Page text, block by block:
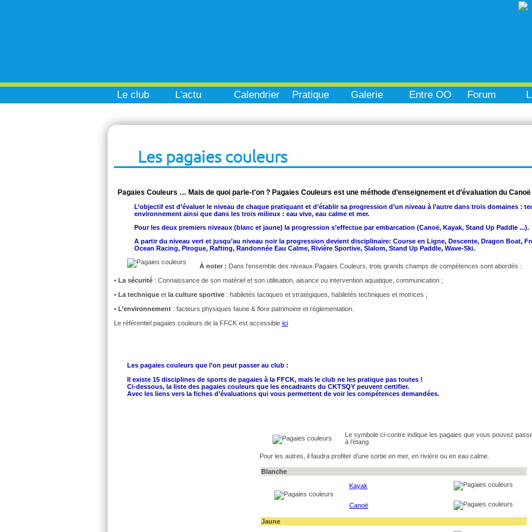
Le club L'actu Calendrier Pratique Galerie Entre OO Forum
Les pagaies couleurs
Pagaies Couleurs … Mais de quoi parle-t'on ? Pagaies Couleurs est une méthode d’enseignement et d’évaluation du
L’objectif est d’évaluer le niveau de chaque pratiquant et d’établir sa progression d’un niveau à l’autre dans trois domaines :
environnement ainsi que dans les trois milieux : eau vive, eau calme et mer.
Pour les deux premiers niveaux (blanc et jaune) la progression s’effectue par embarcation (Canoë, Kayak, Stand Up Paddle ...).
A partir du niveau vert et jusqu’au niveau noir la progression devient disciplinaire: Course en Ligne, Descente, Dragon Boat,
Ocean Racing, Pirogue, Rafting, Randonnée Eau Calme, Rivière Sportive, Slalom, Stand Up Paddle, Wave-Ski.
À noter : Dans l’ensemble des niveaux Pagaies Couleurs, trois grands champs de compétences sont abordés :
• La sécurité : Connaissance de son matériel et son utilisation, aisance ou intervention aquatique, communication ;
• La technique et la culture sportive : habiletés tactiques et stratégiques, habiletés techniques et motrices ;
• L’environnement : facteurs physiques faune & flore patrimoine et réglementation.
Le référentiel pagaies couleurs de la FFCK est accessible ici
Les pagaies couleurs que l’on peut passer au club :
Il existe 15 disciplines de sports de pagaies à la FFCK, mais le club ne les pratique pas toutes !
Ci-dessous, la liste des pagaies couleurs que les encadrants du CKTSQY peuvent certifier.
Avec les liens vers la fiches d’évaluations qui vous permettent de voir les compétences demandées.
Le symbole ci-contre indique les pagaies que vous pouvez
à l’étang.
Pour les autres, il faudra profiter d’une sortie en mer, en rivière ou en eau calme.
Blanche
Kayak
Canoë
Jaune